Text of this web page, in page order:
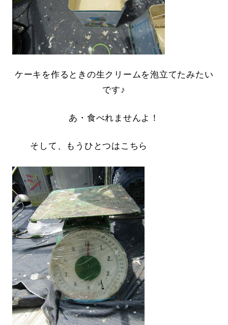
ケーキを作るときの生クリームを泡立てたみたい
です♪
あ・食べれませんよ！
そして、もうひとつはこちら